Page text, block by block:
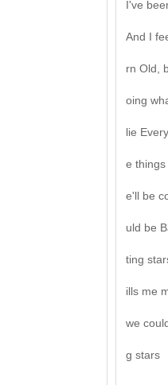
I've
And I
rn Old,
oing
lie
e
e'll be
uld be
ting
ills me
we
g stars